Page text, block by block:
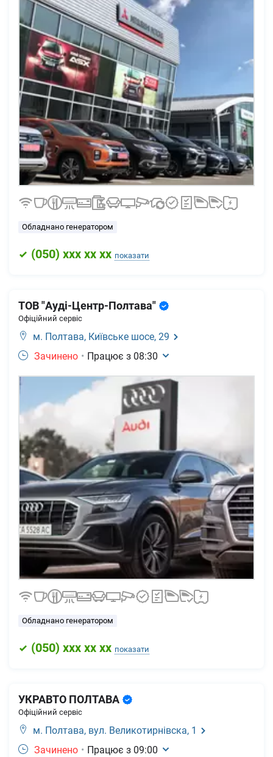
Обладнано генератором
(050) xxx xx xx показати
ТОВ "Ауді-Центр-Полтава"
Офіційний сервіс
м. Полтава, Київське шосе, 29
Зачинено • Працює з 08:30
Обладнано генератором
(050) xxx xx xx показати
УКРАВТО ПОЛТАВА
Офіційний сервіс
м. Полтава, вул. Великотирнівска, 1
Зачинено • Працює з 09:00